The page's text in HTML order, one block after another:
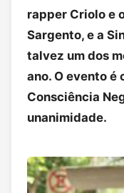
rapper Criolo e
Sargento, e a
talvez um dos
ano. O evento é
Consciência
unanimidade.